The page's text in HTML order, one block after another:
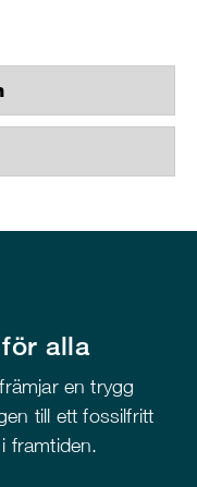
alla
en trygg
till ett fossilfritt
framtiden.